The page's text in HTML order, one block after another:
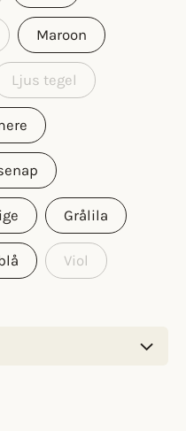
Maroon
Ljus tegel
Grålila
Viol